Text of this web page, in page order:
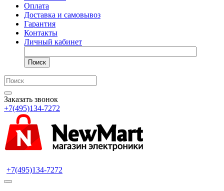
Оплата
Доставка и самовывоз
Гарантия
Контакты
Личный кабинет
Поиск
Заказать звонок
+7(495)134-7272
+7(495)134-7272